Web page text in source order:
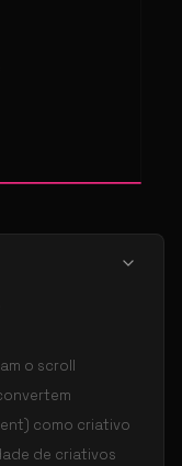
o scroll
como criativo
de criativos